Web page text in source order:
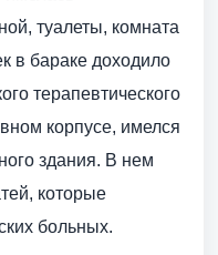
туалеты, комната
в бараке доходило
терапевтического
корпусе, имелся
здания. В нем
которые
больных.